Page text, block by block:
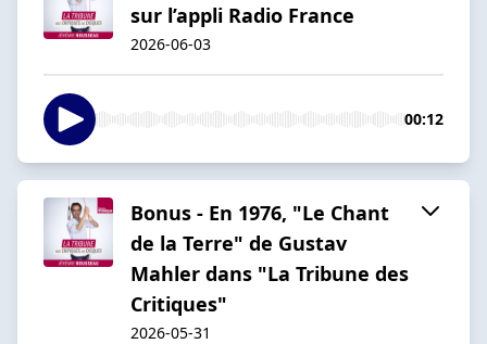
sur l’appli Radio France
2026-06-03
00:12
Bonus - En 1976, "Le Chant
de la Terre" de Gustav
Mahler dans "La Tribune des
Critiques"
2026-05-31